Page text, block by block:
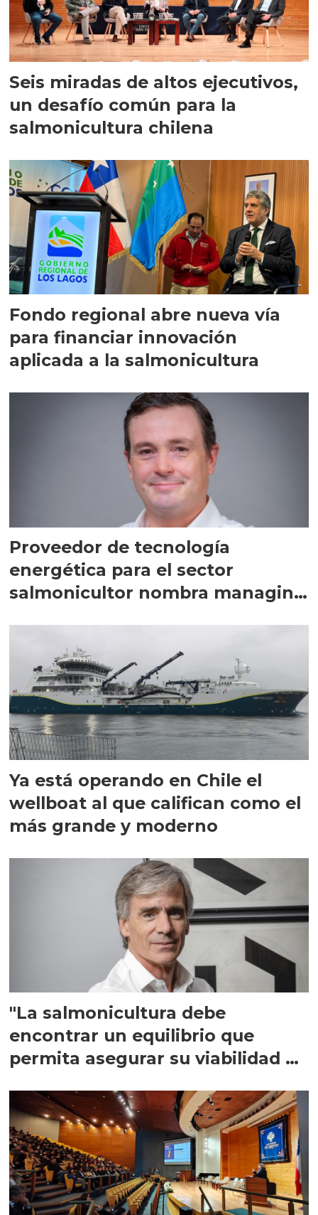
Seis miradas de altos ejecutivos,
un desafío común para la
salmonicultura chilena
Fondo regional abre nueva vía
para financiar innovación
aplicada a la salmonicultura
Proveedor de tecnología
energética para el sector
salmonicultor nombra managing
Ya está operando en Chile el
wellboat al que califican como el
más grande y moderno
"La salmonicultura debe
encontrar un equilibrio que
permita asegurar su viabilidad de